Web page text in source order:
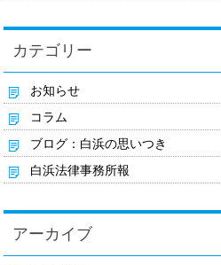
カテゴリー
お知らせ
コラム
ブログ：白浜の思いつき
白浜法律事務所報
アーカイブ